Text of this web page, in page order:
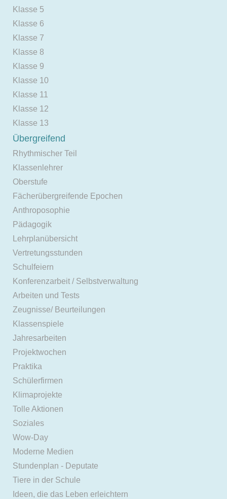
Klasse 5
Klasse 6
Klasse 7
Klasse 8
Klasse 9
Klasse 10
Klasse 11
Klasse 12
Klasse 13
Übergreifend
Rhythmischer Teil
Klassenlehrer
Oberstufe
Fächerübergreifende Epochen
Anthroposophie
Pädagogik
Lehrplanübersicht
Vertretungsstunden
Schulfeiern
Konferenzarbeit / Selbstverwaltung
Arbeiten und Tests
Zeugnisse/ Beurteilungen
Klassenspiele
Jahresarbeiten
Projektwochen
Praktika
Schülerfirmen
Klimaprojekte
Tolle Aktionen
Soziales
Wow-Day
Moderne Medien
Stundenplan - Deputate
Tiere in der Schule
Ideen, die das Leben erleichtern